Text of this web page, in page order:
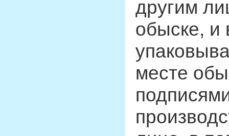
другим
обыске, и
месте